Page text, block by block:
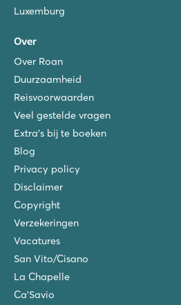
Luxemburg
Over
Over Roan
Duurzaamheid
Reisvoorwaarden
Veel gestelde vragen
Extra's bij te boeken
Blog
Privacy policy
Disclaimer
Copyright
Verzekeringen
Vacatures
San Vito/Cisano
La Chapelle
Ca'Savio